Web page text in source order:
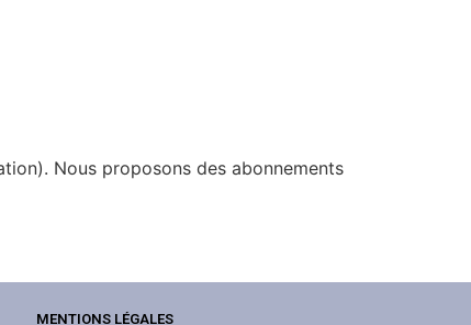
Nous proposons des abonnements
MENTIONS LÉGALES